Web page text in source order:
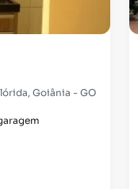
Goiânia - GO